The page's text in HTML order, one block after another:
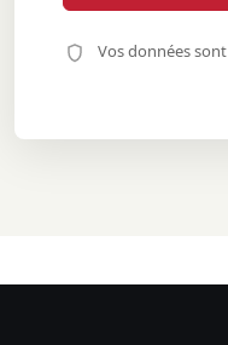
Vos données